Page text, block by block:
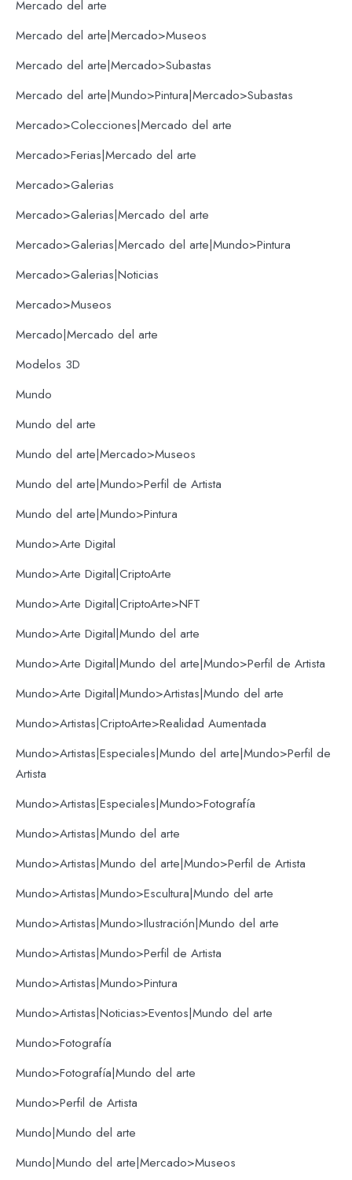
Mercado del arte
Mercado del arte|Mercado>Museos
Mercado del arte|Mercado>Subastas
Mercado del arte|Mundo>Pintura|Mercado>Subastas
Mercado>Colecciones|Mercado del arte
Mercado>Ferias|Mercado del arte
Mercado>Galerias
Mercado>Galerias|Mercado del arte
Mercado>Galerias|Mercado del arte|Mundo>Pintura
Mercado>Galerias|Noticias
Mercado>Museos
Mercado|Mercado del arte
Modelos 3D
Mundo
Mundo del arte
Mundo del arte|Mercado>Museos
Mundo del arte|Mundo>Perfil de Artista
Mundo del arte|Mundo>Pintura
Mundo>Arte Digital
Mundo>Arte Digital|CriptoArte
Mundo>Arte Digital|CriptoArte>NFT
Mundo>Arte Digital|Mundo del arte
Mundo>Arte Digital|Mundo del arte|Mundo>Perfil de Artista
Mundo>Arte Digital|Mundo>Artistas|Mundo del arte
Mundo>Artistas|CriptoArte>Realidad Aumentada
Mundo>Artistas|Especiales|Mundo del arte|Mundo>Perfil de
Artista
Mundo>Artistas|Especiales|Mundo>Fotografía
Mundo>Artistas|Mundo del arte
Mundo>Artistas|Mundo del arte|Mundo>Perfil de Artista
Mundo>Artistas|Mundo>Escultura|Mundo del arte
Mundo>Artistas|Mundo>Ilustración|Mundo del arte
Mundo>Artistas|Mundo>Perfil de Artista
Mundo>Artistas|Mundo>Pintura
Mundo>Artistas|Noticias>Eventos|Mundo del arte
Mundo>Fotografía
Mundo>Fotografía|Mundo del arte
Mundo>Perfil de Artista
Mundo|Mundo del arte
Mundo|Mundo del arte|Mercado>Museos